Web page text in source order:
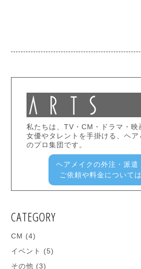
私たちは、TV・CM・ドラマ・映
女優やタレントを手掛ける、ヘ
のプロ集団です。
ヘアメイクの外注・派遣
ご依頼や料金について
CATEGORY
CM (4)
イベント
(5)
その他 (3)